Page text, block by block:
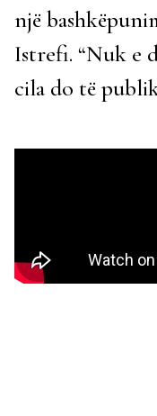
një
Istrefi. “Nuk e
cila do të